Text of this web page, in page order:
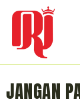
JANGAN